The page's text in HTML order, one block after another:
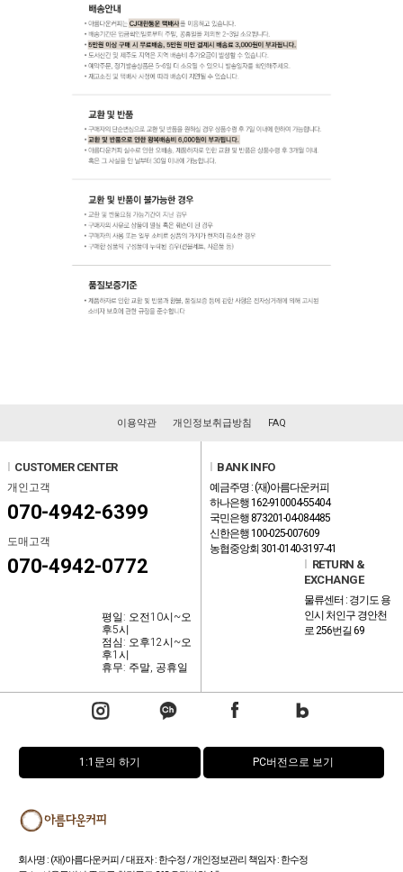
이용약관 개인정보취급방침 FAQ
CUSTOMER CENTER
개인고객
070-4942-6399
도매고객
070-4942-0772
평일: 오전10시~오
후5시
점심: 오후12시~오
후1시
휴무: 주말, 공휴일
BANK INFO
예금주명 : (재)아름다운커피
하나은행 162-910004-55404
국민은행 873201-04-084485
신한은행 100-025-007609
농협중앙회 301-0140-3197-41
RETURN &
EXCHANGE
물류센터 : 경기도 용
인시 처인구 경안천
로 256번길 69
1:1문의 하기 PC버전으로 보기
회사명 : (재)아름다운커피 / 대표자 : 한수정 / 개인정보관리 책임자 : 한수정